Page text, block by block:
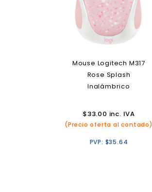
Mouse Logitech M317
Rose Splash
Inalámbrico
$33.00 inc. IVA
(Precio oferta al contado)
PVP: $35.64